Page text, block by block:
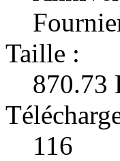
Taille :
870.73
116